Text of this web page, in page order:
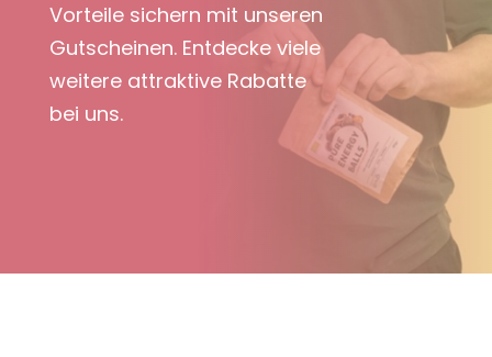
Vorteile sichern mit unseren
Gutscheinen. Entdecke viele
weitere attraktive Rabatte
bei uns.